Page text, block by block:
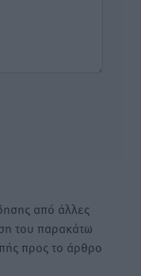
από άλλες
του παρακάτω
προς το άρθρο